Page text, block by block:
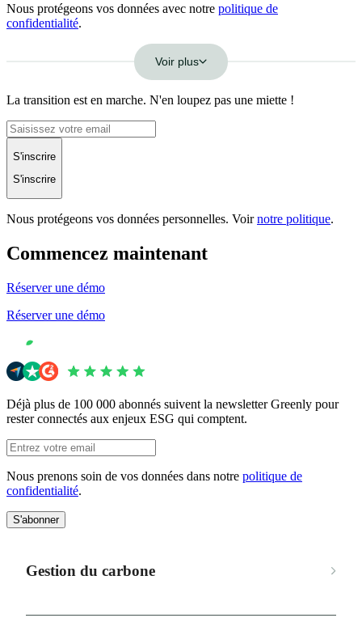
Nous protégeons vos données avec notre politique de
confidentialité.
Voir plus
La transition est en marche. N'en loupez pas une miette !
S'inscrire
S'inscrire
Nous protégeons vos données personnelles. Voirnotre politique.
Commencez maintenant
Réserver une démo
Réserver une démo
Déjà plus de 100 000 abonnés suivent la newsletter Greenly pour
rester connectés aux enjeux ESG qui comptent.
Nous prenons soin de vos données dans notre politique de
confidentialité.
S'abonner
Gestion du carbone